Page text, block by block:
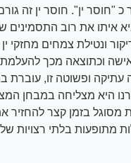
"חוסר ין". חוסר ין זה
איתו את רוב התסמינים
דיקור ונטילת צמחים מחזקי
וכתוצאה מכך להעלמת
עתיקה ופשוטה זו, עוברת
היא מצליחה במבחן
מסוגל בזמן קצר להחזיר
מתופעות בלתי רצויות